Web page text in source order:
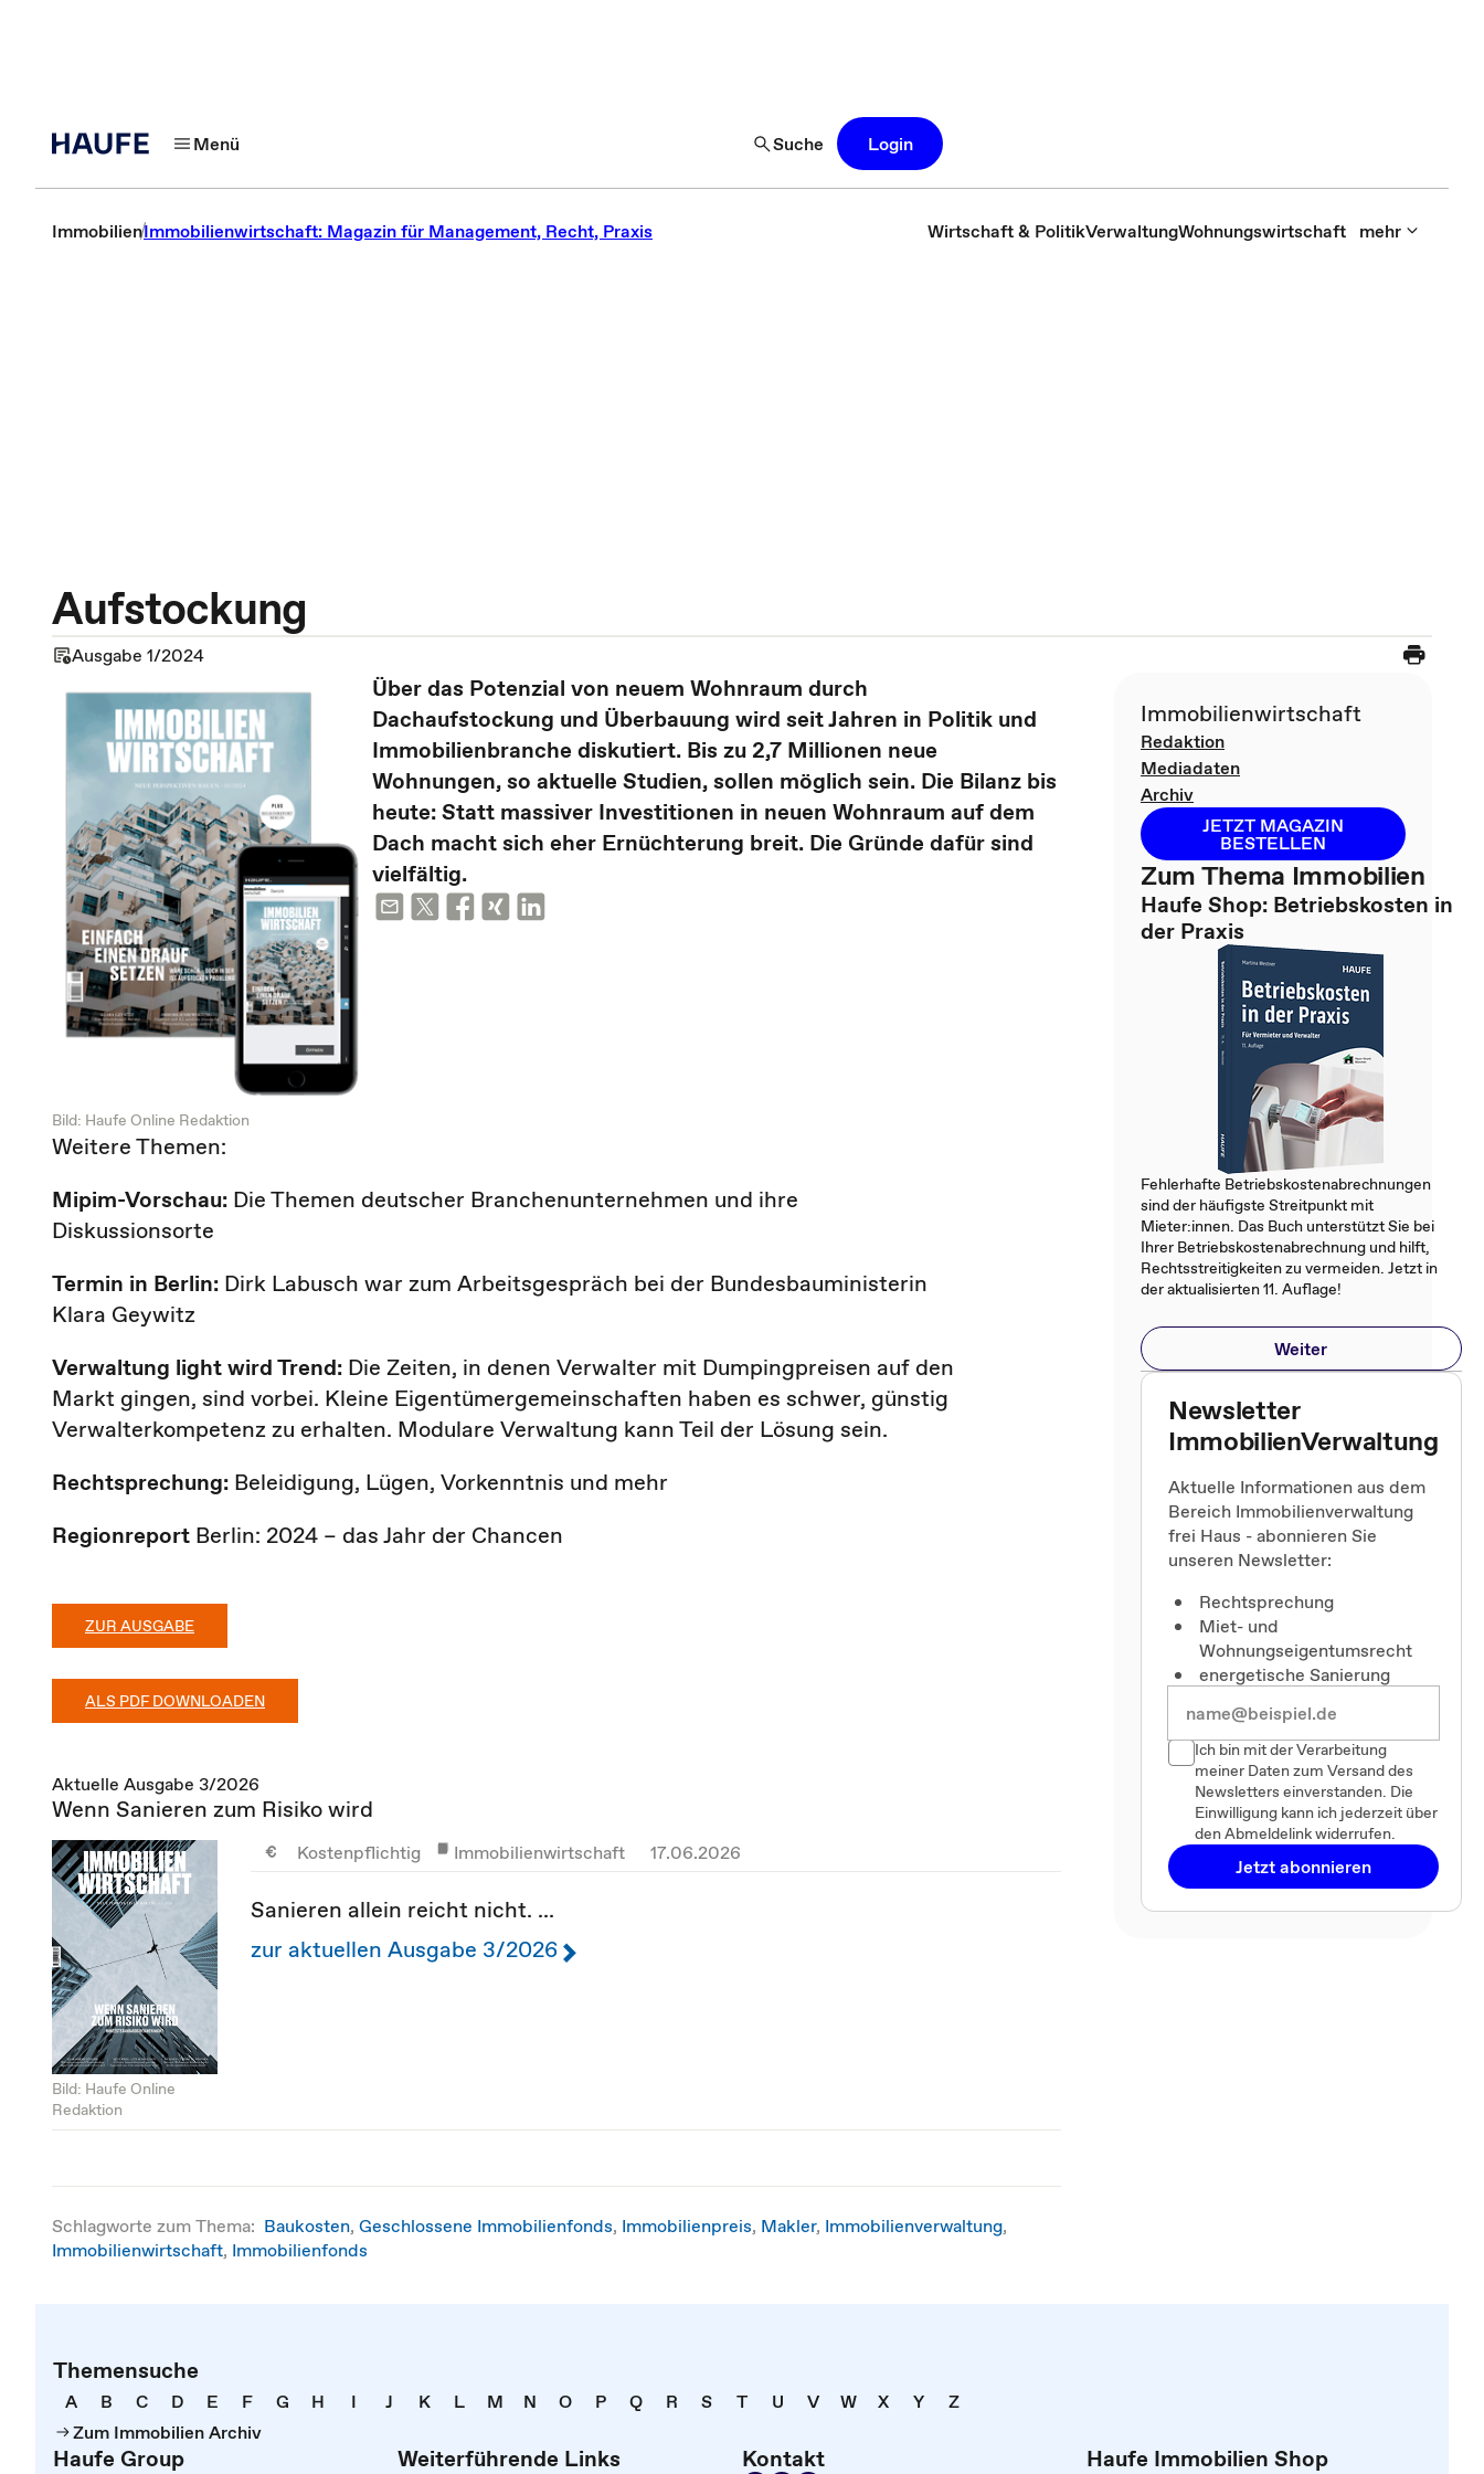
Menü Suche Login
ImmobilienImmobilienwirtschaft: Magazin für Management, Recht, Praxis Wirtschaft & PolitikVerwaltungWohnungswirtschaft mehr
Aufstockung
Ausgabe 1/2024
Bild: Haufe Online Redaktion
Über das Potenzial von neuem Wohnraum durch
Dachaufstockung und Überbauung wird seit Jahren in Politik und
Immobilienbranche diskutiert. Bis zu 2,7 Millionen neue
Wohnungen, so aktuelle Studien, sollen möglich sein. Die Bilanz bis
heute: Statt massiver Investitionen in neuen Wohnraum auf dem
Dach macht sich eher Ernüchterung breit. Die Gründe dafür sind
vielfältig.
Weitere Themen:
Mipim-Vorschau: Die Themen deutscher Branchenunternehmen und ihre
Diskussionsorte
Termin in Berlin: Dirk Labusch war zum Arbeitsgespräch bei der Bundesbauministerin
Klara Geywitz
Verwaltung light wird Trend: Die Zeiten, in denen Verwalter mit Dumpingpreisen auf den
Markt gingen, sind vorbei. Kleine Eigentümergemeinschaften haben es schwer, günstig
Verwalterkompetenz zu erhalten. Modulare Verwaltung kann Teil der Lösung sein.
Rechtsprechung: Beleidigung, Lügen, Vorkenntnis und mehr
Regionreport Berlin: 2024 – das Jahr der Chancen
ZUR AUSGABE
ALS PDF DOWNLOADEN
Aktuelle Ausgabe 3/2026
Wenn Sanieren zum Risiko wird
Bild: Haufe Online
Redaktion
Kostenpflichtig Immobilienwirtschaft 17.06.2026
Sanieren allein reicht nicht. ...
zur aktuellen Ausgabe 3/2026
Schlagworte zum Thema: Baukosten, Geschlossene Immobilienfonds, Immobilienpreis, Makler, Immobilienverwaltung,
Immobilienwirtschaft, Immobilienfonds
Immobilienwirtschaft
Redaktion
Mediadaten
Archiv
JETZT MAGAZIN
BESTELLEN
Zum Thema Immobilien
Haufe Shop: Betriebskosten in
der Praxis
Fehlerhafte Betriebskostenabrechnungen
sind der häufigste Streitpunkt mit
Mieter:innen. Das Buch unterstützt Sie bei
Ihrer Betriebskostenabrechnung und hilft,
Rechtsstreitigkeiten zu vermeiden. Jetzt in
der aktualisierten 11. Auflage!
Weiter
Newsletter
ImmobilienVerwaltung
Aktuelle Informationen aus dem
Bereich Immobilienverwaltung
frei Haus - abonnieren Sie
unseren Newsletter:
Rechtsprechung
Miet- und
Wohnungseigentumsrecht
energetische Sanierung
Ich bin mit der Verarbeitung
meiner Daten zum Versand des
Newsletters einverstanden. Die
Einwilligung kann ich jederzeit über
den Abmeldelink widerrufen.
Jetzt abonnieren
Themensuche
A B C D E F G H I J K L M N O P Q R S T U V W X Y
Z
Zum Immobilien Archiv
Haufe Group Weiterführende Links Kontakt Haufe Immobilien Shop